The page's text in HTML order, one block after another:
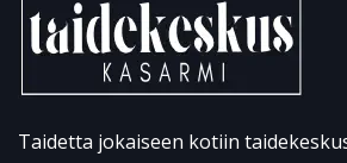
Taidetta jokaiseen kotiin